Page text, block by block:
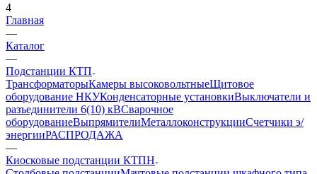
4
Главная
—
Каталог
—
Подстанции КТП
ТрансформаторыКамеры высоковольтныеЩитовое
оборудование НКУКонденсаторные установкиВыключатели и
разъединители 6(10) кВСварочное
оборудованиеВыпрямителиМеталлоконструкцииСчетчики э/
энергииРАСПРОДАЖА
—
Киосковые подстанции КТПН